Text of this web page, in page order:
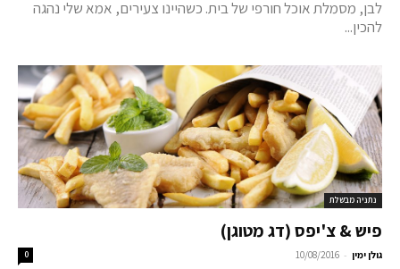
לבן, מסמלת אוכל חורפי של בית. כשהיינו צעירים, אמא שלי נהגה
להכין...
נתניה מבשלת
פיש & צ'יפס (דג מטוגן)
גולן ימין -
10/08/2016
0